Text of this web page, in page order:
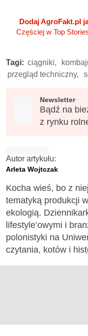
Dodaj AgroFakt.pl
Częściej w Top
Tagi: ciągniki,
przegląd techniczny,
Newsletter
Bądź na
z rynku
Autor artykułu:
Arleta Wojtczak
Kocha wieś, bo z
tematyką produkcji
ekologią.
lifestyle’owymi i
polonistyki na
czytania, kotów i